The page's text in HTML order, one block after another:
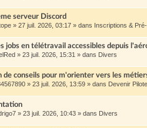
serveur Discord
» 27 juil. 2026, 03:17 » dans Inscriptions &
jobs en télétravail accessibles depuis
» 23 juil. 2026, 15:31 » dans Divers
de conseils pour m'orienter vers les
» 23 juil. 2026, 13:59 » dans Devenir
» 23 juil. 2026, 10:43 » dans Divers